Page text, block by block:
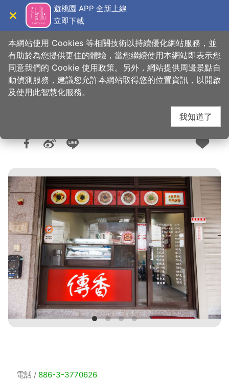
主
遊桃園 APP 全新上線
立即下載
首頁 > 想去的地方 > 美食、購物 > 美食快搜
傳香美食館
人氣：1.1萬
電話 886-3-3770626
本網站使用 Cookies 等相關技術以持續優化網站服務，並
有助於為您提供更佳的體驗，當您繼續使用本網站即表示您
同意我們的 Cookie 使用政策。另外，網站提供周邊景點自
動偵測服務，建議您允許本網站取得您的位置資訊，以開啟
及使用此智慧化服務。
我知道了